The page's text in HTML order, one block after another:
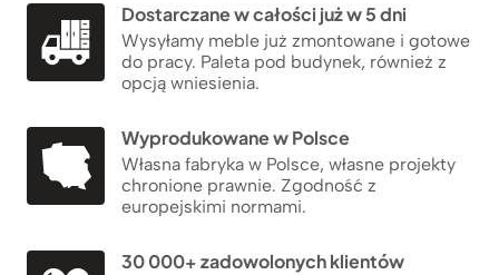
Dostarczane w całości już w 5 dni
Wysyłamy meble już zmontowane i gotowe
do pracy. Paleta pod budynek, również z
opcją wniesienia.
Wyprodukowane w Polsce
Własna fabryka w Polsce, własne projekty
chronione prawnie. Zgodność z
europejskimi normami.
30 000+ zadowolonych klientów